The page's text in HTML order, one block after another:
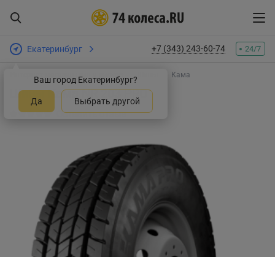
Екатеринбург
Ваш город Екатеринбург?
Да Выбрать другой
+7 (343) 243-60-74 24/7
Интернет-магазин шин и дисков Кама
Шины Кама NR 203 PRO
Оставить отзыв